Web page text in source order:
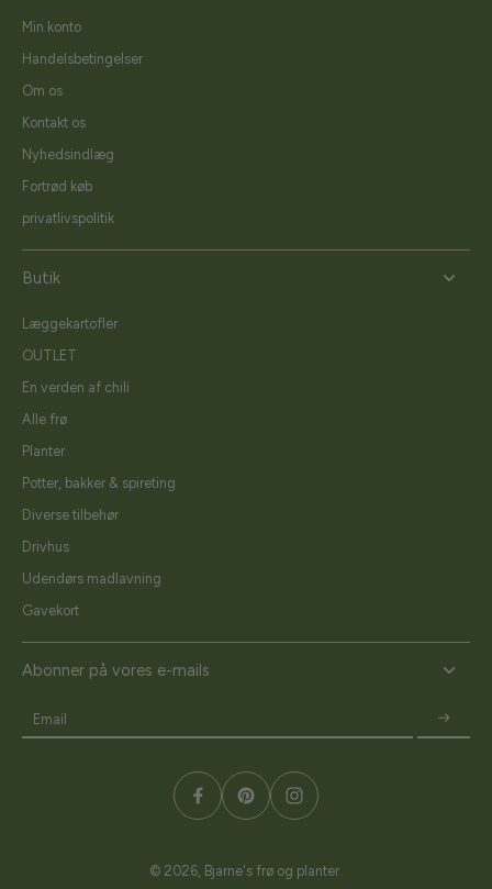
Min konto
Handelsbetingelser
Om os
Kontakt os
Nyhedsindlæg
Fortrød køb
privatlivspolitik
Butik
Læggekartofler
OUTLET
En verden af chili
Alle frø
Planter
Potter, bakker & spireting
Diverse tilbehør
Drivhus
Udendørs madlavning
Gavekort
Abonner på vores e-mails
Email
© 2026, Bjarne's frø og planter.